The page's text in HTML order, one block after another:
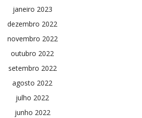
janeiro 2023
dezembro 2022
novembro 2022
outubro 2022
setembro 2022
agosto 2022
julho 2022
junho 2022